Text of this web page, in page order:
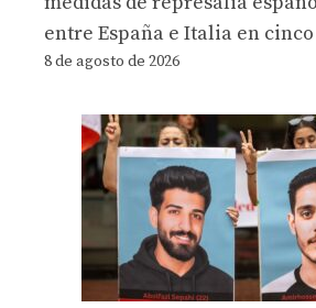
entre España e Italia en
8 de agosto de 2026